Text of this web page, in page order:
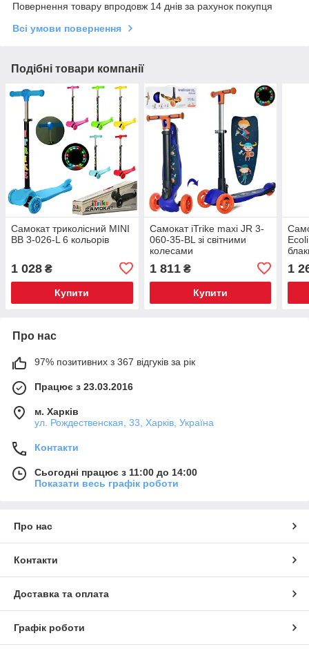
Повернення товару впродовж 14 днів за рахунок покупця
Всі умови повернення
Подібні товари компанії
Самокат триколісний MINI
BB 3-026-L 6 кольорів
1 028 ₴
Купити
Самокат iTrike maxi JR 3-
060-35-BL зі світними
колесами
1 811₴
Купити
1
Про нас
97% позитивних з 367 відгуків за рік
Працює з 23.03.2016
м. Харків
ул. Рождественская, 33, Харків, Україна
Контакти
Сьогодні працює з 11:00 до 14:00
Показати весь графік роботи
Про нас
Контакти
Доставка та оплата
Графік роботи